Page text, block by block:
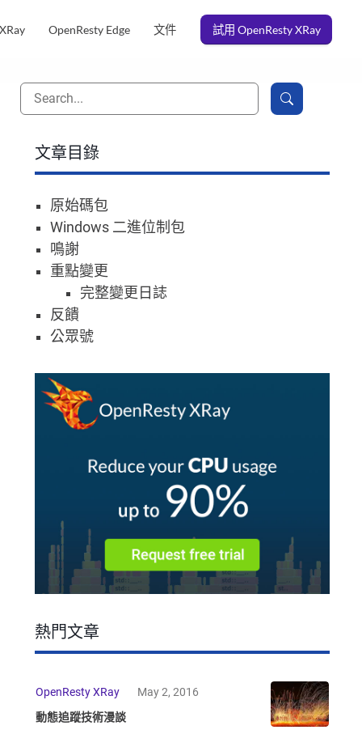
OpenResty Edge 文件 試用 OpenResty XRay
文章目錄
原始碼包
Windows 二進位制包
鳴謝
重點變更
完整變更日誌
反饋
公眾號
熱門文章
OpenResty XRay
May 2, 2016
動態追蹤技術漫談